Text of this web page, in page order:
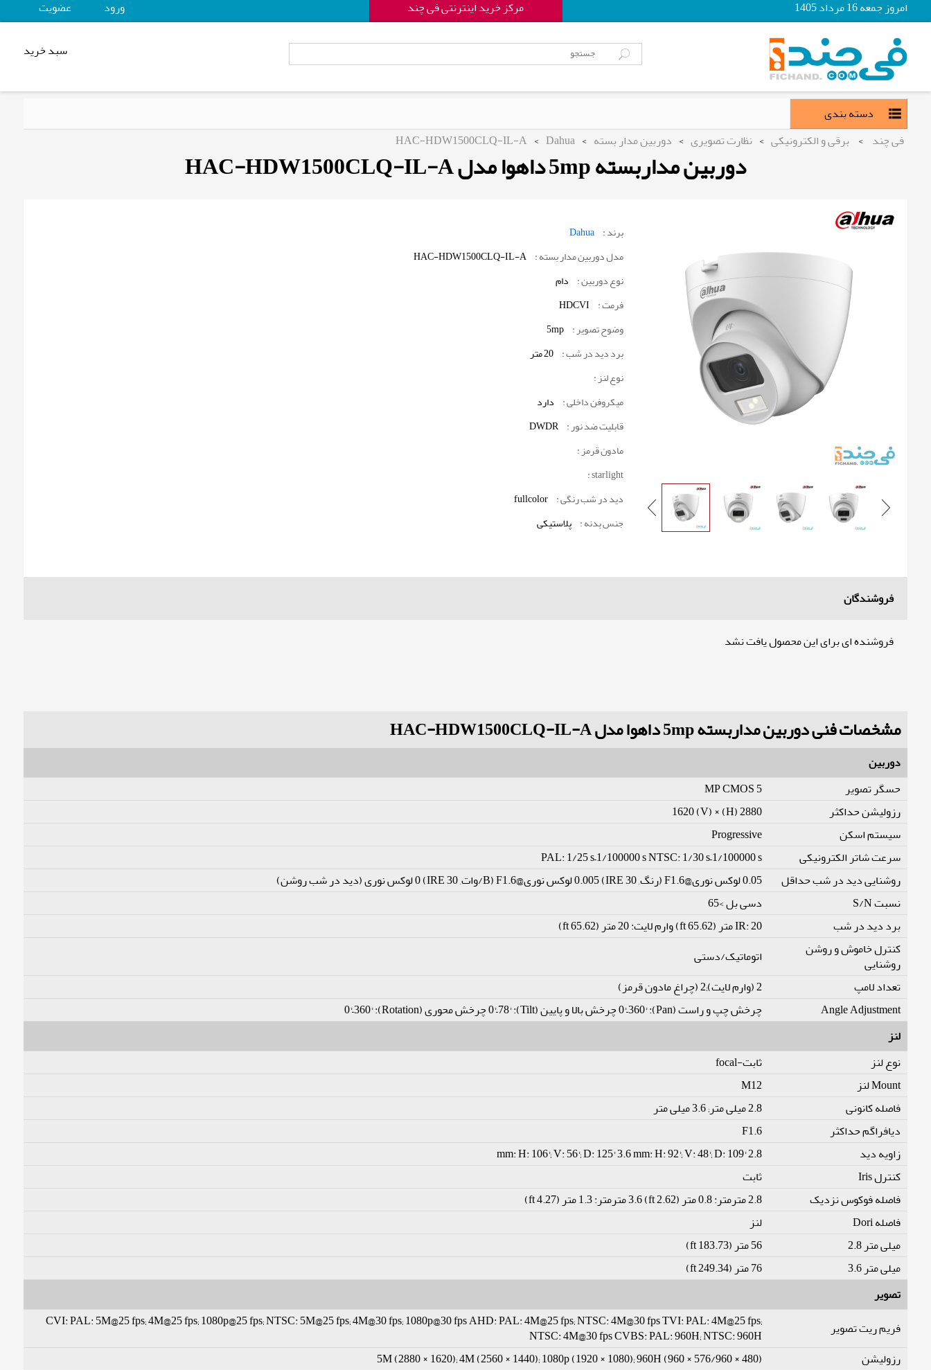
امروز جمعه 16 مرداد 1405 مرکز خرید اینترنتی فی چند ورود عضويت
سبد خرید
دسته بندی
فی چند > برقی و الکترونیکی > نظارت تصویری > دوربین مدار بسته >
Dahua
>
HAC-HDW1500CLQ-IL-A
دوربین مداربسته 5mp داهوا مدل HAC-HDW1500CLQ-IL-A
برند : Dahua
مدل دوربین مدار بسته : HAC-HDW1500CLQ-IL-A
نوع دوربین : دام
فرمت : HDCVI
وضوح تصویر : 5mp
برد دید در شب : 20 متر
نوع لنز :
میکروفن داخلی : دارد
قابلیت ضد نور : DWDR
مادون قرمز :
starlight :
دید در شب رنگی : fullcolor
جنس بدنه : پلاستیکی
فروشندگان
فروشنده ای برای این محصول یافت نشد
مشخصات فنی دوربین مداربسته 5mp داهوا مدل HAC-HDW1500CLQ-IL-A
دوربین
حسگر تصویر
5 MP CMOS
رزولیشن حداکثر
2880 (H) × 1620 (V)
سیستم اسکن
Progressive
سرعت شاتر الکترونیکی
PAL: 1/25 s–1/100000 s NTSC: 1/30 s–1/100000 s
روشنایی دید در شب حداقل
0.05 لوکس نوری@F1.6 (رنگ, 30 IRE) 0.005 لوکس نوری@F1.6 (B/وات, 30 IRE) 0 لوکس نوری (دید در شب روشن)
نسبت S/N
دسی بل >65
برد دید در شب
IR: 20 متر (65.62 ft) وارم لایت: 20 متر (65.62 ft)
کنترل خاموش و روشن
روشنایی
اتوماتیک/دستی
تعداد لامپ
2 (وارم لایت);2 (چراغ مادون قرمز)
Angle Adjustment
چرخش چپ و راست (Pan): 0°–360° چرخش بالا و پایین (Tilt): 0°–78° چرخش محوری (Rotation): 0°–360°
لنز
نوع لنز
ثابت-focal
Mount لنز
M12
فاصله کانونی
2.8 میلی متر; 3.6 میلی متر
دیافراگم حداکثر
F1.6
زاویه دید
2.8 mm: H: 106°; V: 56°; D: 125° 3.6 mm: H: 92°; V: 48°; D: 109°
کنترل Iris
ثابت
فاصله فوکوس نزدیک
2.8 مترمتر: 0.8 متر (2.62 ft) 3.6 مترمتر: 1.3 متر (4.27 ft)
فاصله Dori
لنز
میلی متر 2.8
56 متر (183.73 ft)
میلی متر 3.6
76 متر (249.34 ft)
تصویر
فریم ریت تصویر
CVI: PAL: 5M@25 fps; 4M@25 fps; 1080p@25 fps; NTSC: 5M@25 fps; 4M@30 fps; 1080p@30 fps AHD: PAL: 4M@25 fps; NTSC: 4M@30 fps TVI: PAL: 4M@25 fps;
NTSC: 4M@30 fps CVBS: PAL: 960H; NTSC: 960H
رزولیشن
5M (2880 × 1620); 4M (2560 × 1440); 1080p (1920 × 1080); 960H (960 × 576/960 × 480)